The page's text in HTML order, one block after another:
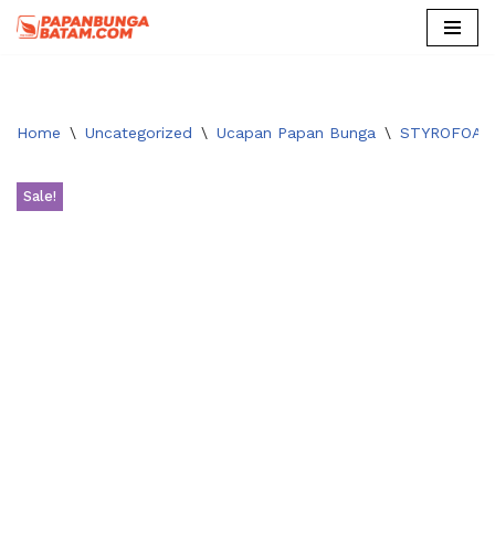
Home \ Uncategorized \ Ucapan Papan Bunga \ STYROFOAM
Sale!